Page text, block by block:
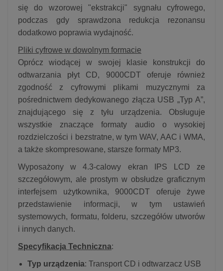
się do wzorowej "ekstrakcji" sygnału cyfrowego,
podczas gdy sprawdzona redukcja rezonansu
dodatkowo poprawia wydajność.
Pliki cyfrowe w dowolnym formacie
Oprócz wiodącej w swojej klasie konstrukcji do
odtwarzania płyt CD, 9000CDT oferuje również
zgodność z cyfrowymi plikami muzycznymi za
pośrednictwem dedykowanego złącza USB „Typ A”,
znajdującego się z tyłu urządzenia. Obsługuje
wszystkie znaczące formaty audio o wysokiej
rozdzielczości i bezstratne, w tym WAV, AAC i WMA,
a także skompresowane, starsze formaty MP3.
Wyposażony w 4.3-calowy ekran IPS LCD ze
szczegółowym, ale prostym w obsłudze graficznym
interfejsem użytkownika, 9000CDT oferuje żywe
przedstawienie informacji, w tym ustawień
systemowych, formatu, folderu, szczegółów utworów
i innych danych.
Specyfikacja Techniczna:
Typ urządzenia: Transport CD i odtwarzacz USB